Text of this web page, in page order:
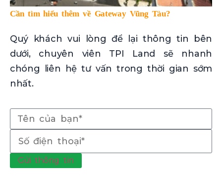
Cần tìm hiểu thêm về Gateway Vũng Tàu?
Quý khách vui lòng để lại thông tin bên
dưới, chuyên viên TPI Land sẽ nhanh
chóng liên hệ tư vấn trong thời gian sớm
nhất.
Gửi thông tin